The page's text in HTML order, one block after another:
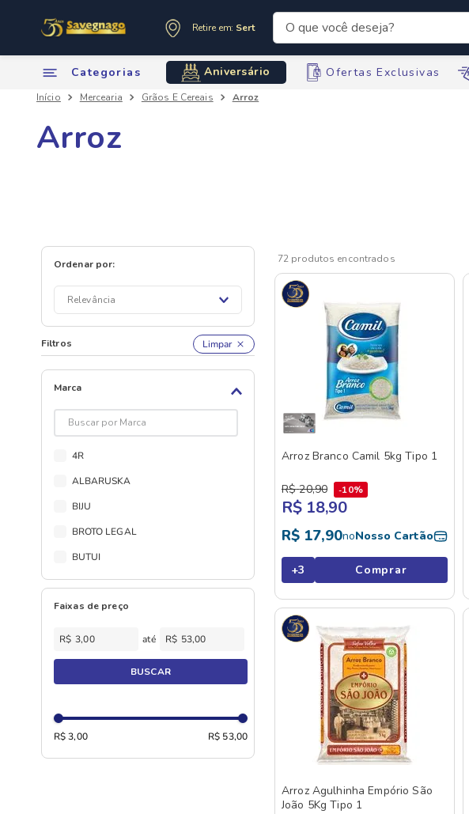
Retire em: Sertãozinho
O que você deseja?
Categorias Aniversário Ofertas Exclusivas
Mercearia Grãos E Cereais Arroz
Arroz
Relevância
Filtros
Marca
4R
ALBARUSKA
BIJU
BROTO LEGAL
BUTUI
CAMIL
CAPITOLIO
CARUNCHAO
EMPORIO SAO JOAO
GRAO DE CAMPO
MEU BIJU
MOMIJI
Faixas de preço
R$ R$
BUSCAR
R$ 3,00 R$ 53,00
72 produtos
Arroz Branco Camil 5kg Tipo 1
R$ 20,90 10%
R$ 18,90
R$ 17,90noNosso Cartão
+3 Comprar
Arroz Agulhinha Empório São
João 5Kg Tipo 1
Termos mais buscados
leite
9º
leite integral
10º